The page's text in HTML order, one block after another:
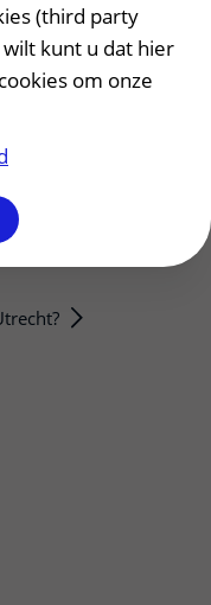
(third party
wilt kunt u dat hier
om onze